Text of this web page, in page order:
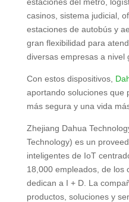
casinos, sistema judicial,
estaciones de autobús y
gran flexibilidad para
diversas empresas a nivel
Con estos dispositivos,
aportando soluciones que
más segura y una vida
Zhejiang Dahua
Technology) es un
inteligentes de IoT
18,000 empleados, de los
dedican a I + D. La
productos, soluciones y